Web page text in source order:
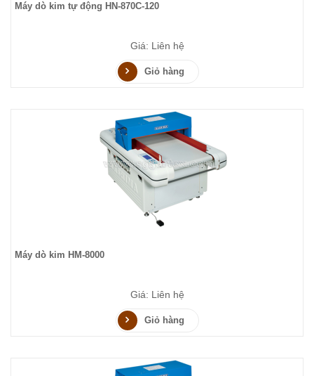
Máy dò kim tự động HN-870C-120
Giá: Liên hệ
Giỏ hàng
Máy dò kim HM-8000
Giá: Liên hệ
Giỏ hàng